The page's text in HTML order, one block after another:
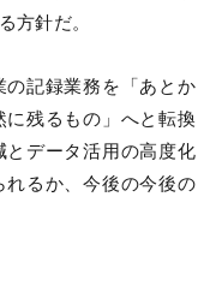
方針だ。
の記録業務を「あとか
に残るもの」へと転換
データ活用の高度化
れるか、今後の今後の